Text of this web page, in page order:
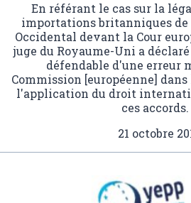
En référant le cas sur la
importations britanniques de
Occidental devant la Cour
juge du Royaume-Uni a déclaré
défendable d'une erreur
Commission [européenne]
l'application du droit
ces accords.
21 octobre